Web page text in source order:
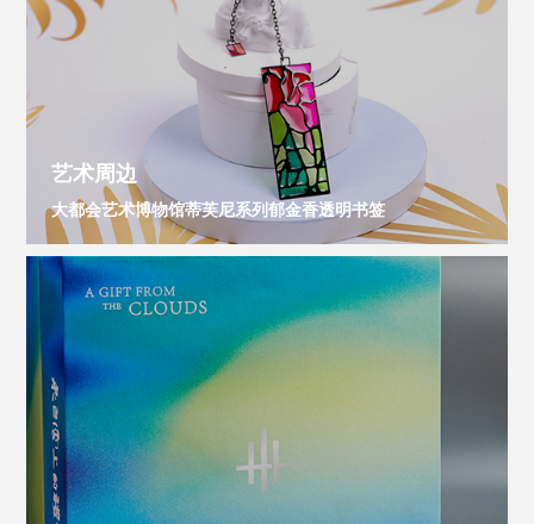
艺术周边
大都会艺术博物馆蒂芙尼系列郁金香透明书签